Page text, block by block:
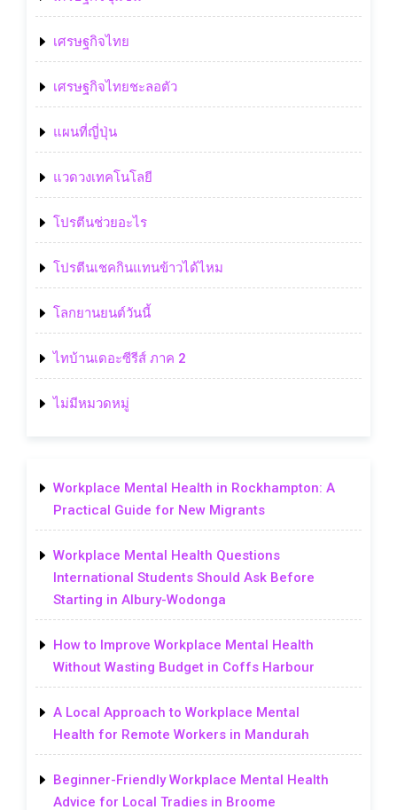
เศรษฐกิจไทย
เศรษฐกิจไทยชะลอตัว
แผนที่ญี่ปุ่น
แวดวงเทคโนโลยี
โปรตีนช่วยอะไร
โปรตีนเชคกินแทนข้าวได้ไหม
โลกยานยนต์วันนี้
ไทบ้านเดอะซีรีส์ ภาค 2
ไม่มีหมวดหมู่
Workplace Mental Health in Rockhampton: A
Practical Guide for New Migrants
Workplace Mental Health Questions
International Students Should Ask Before
Starting in Albury-Wodonga
How to Improve Workplace Mental Health
Without Wasting Budget in Coffs Harbour
A Local Approach to Workplace Mental
Health for Remote Workers in Mandurah
Beginner-Friendly Workplace Mental Health
Advice for Local Tradies in Broome